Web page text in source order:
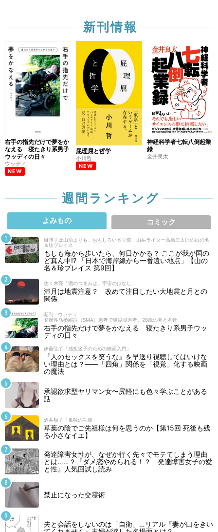
新刊情報
右手の指先だけで夢をか
なえる 寝たきり系男子
ウッディの日々
ウッディ
NEW
屁理屈と哲学
小川哲
NEW
神経科学者七転八倒起業
録
金井良太
週間ランキング
よみもの コミック
目指すは山頂よりも、おもしろい寄り道 山岳ライター高橋庄太郎の山の名
＆珍プレイス
もしも海から歩いたら、何日かかる？ ここが我が国の
ど真ん中!? 「日本で海岸線から一番遠い地点」【山の
名＆珍プレイス 第9回】
佐々木亮「酒のつまみは、宇宙のはなし」
満月は地震注意？ 改めて注目したい大地震と月との
関係
新刊 : ウッディ
脊髄性筋萎縮症（SMA）患者で重度障害者。28歳の夢と本音
右手の指先だけで夢をかなえる 寝たきり系男子ウッ
ディの日々
伊藤弘了「感想迷子のための映画入門」
『人のセックスを笑うな』を早送り視聴してはいけな
い理由とは？――「四角」関係を「視覚」化する映画
の魔法
承認欲求型ヤリマン女〜尻軽にも色々学ぶことがある
話
酒井順子「孤独の功罪」
草葉の陰でご先祖様は何を思うのか【第15回 死後も残
る小さなイエ】
発達障害女性が、なぜか行く先々でモテてしまう理由
とは……？『ダメ恋やめられる！？ 発達障害女子の愛
と性』人気回試し読み
禁止になった交霊術
夫と会話をしないのは「自衛」…リアル『妻が口をきい